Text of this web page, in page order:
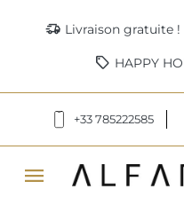
delivery_truck_speed Livraison gratuite
sell HAPPY
+33 785222585
menu